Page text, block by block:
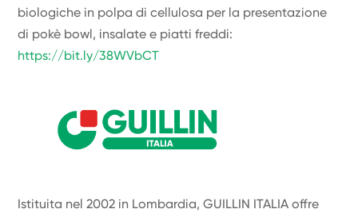
biologiche in polpa di cellulosa per la presentazione
di pokè bowl, insalate e piatti freddi:
https://bit.ly/38WVbCT
Istituita nel 2002 in Lombardia, GUILLIN ITALIA offre